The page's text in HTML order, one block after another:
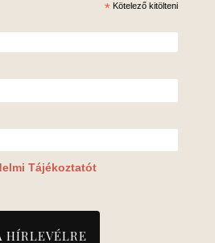
* Kötelező kitölteni
Tájékoztatót